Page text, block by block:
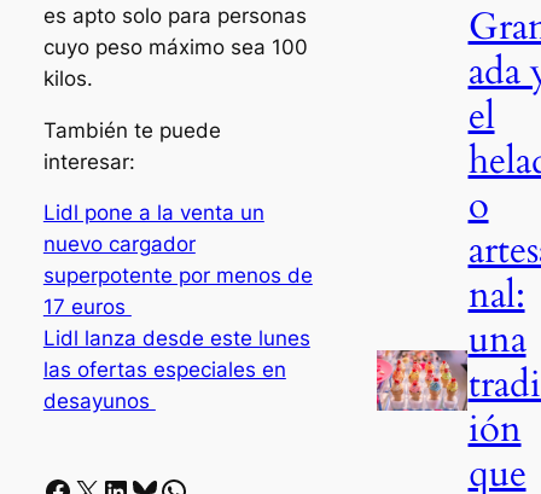
es apto solo para personas
cuyo peso máximo sea 100
kilos.
También te puede
interesar:
Lidl pone a la venta un
nuevo cargador
superpotente por menos de
17 euros
Lidl lanza desde este lunes
las ofertas especiales en
desayunos
ada
el
o
nal:
una
ión
que